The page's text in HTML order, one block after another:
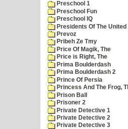
Preschool 1
Preschool Fun
Preschool IQ
Presidents Of The
Prevoz
Pribeh Ze Tmy
Price Of Magik, The
Price is Right, The
Prima Boulderdash
Prima Boulderdash 2
Prince Of Persia
Princess And The Frog,
Prison Ball
Prisoner 2
Private Detective 1
Private Detective 2
Private Detective 3